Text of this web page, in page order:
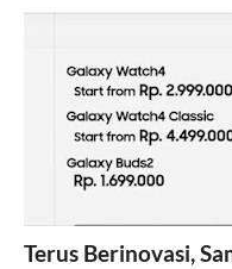
Terus Berinovasi,